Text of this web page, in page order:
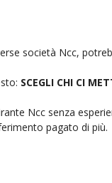
società Ncc,
SCEGLI CHI CI
Ncc senza
pagato di più.